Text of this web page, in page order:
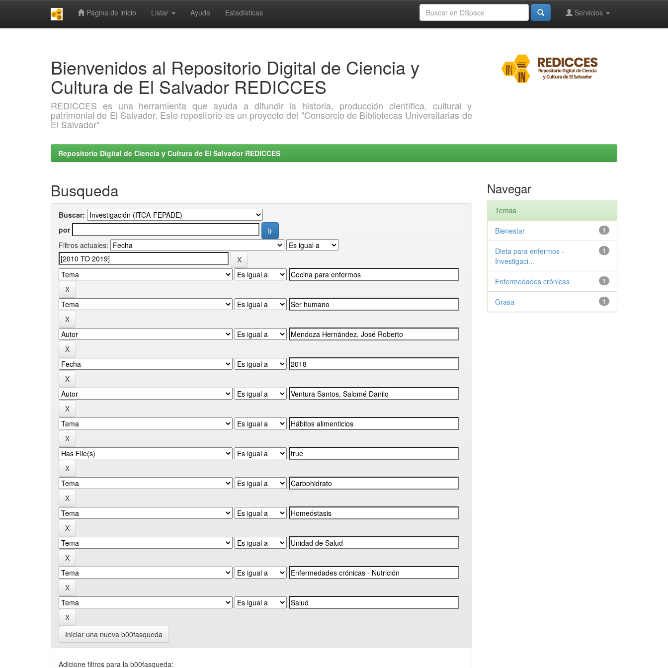
Página de inicio Listar Ayuda Estadísticas Servicios
Bienvenidos al Repositorio Digital de Ciencia y
Cultura de El Salvador REDICCES
REDICCES es una herramienta que ayuda a difundir la historia, producción científica, cultural y
patrimonial de El Salvador. Este repositorio es un proyecto del "Consorcio de Bibliotecas Universitarias de
El Salvador"
Repositorio Digital de Ciencia y Cultura de El Salvador REDICCES
Busqueda
Buscar:
por
Filtros actuales:
Iniciar una nueva b00fasqueda
Adicione filtros para la b00fasqueda:
Navegar
Temas
1
Bienestar
1
Dieta para enfermos -
Investigaci...
1
Enfermedades crónicas
1
Grasa